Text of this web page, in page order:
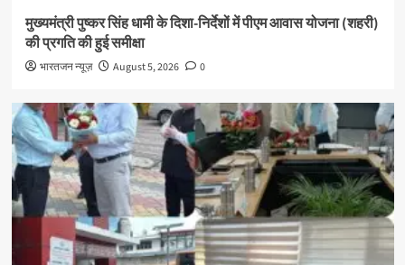
मुख्यमंत्री पुष्कर सिंह धामी के दिशा-निर्देशों में पीएम आवास योजना (शहरी)
की प्रगति की हुई समीक्षा
भारतजन न्यूज़ August 5, 2026 0